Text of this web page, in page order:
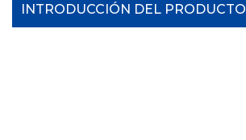
INTRODUCCIÓN DEL PRODUCTO